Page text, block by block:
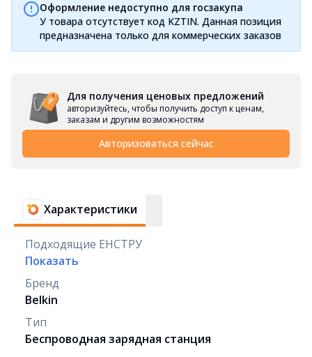
Оформление недоступно для госзакупа
У товара отсутствует код KZTIN. Данная позиция
предназначена только для коммерческих заказов
Для получения ценовых предложений
авторизуйтесь, чтобы получить доступ к ценам,
заказам и другим возможностям
Авторизоваться сейчас
Характеристики
Подходящие ЕНСТРУ
Показать
Бренд
Belkin
Тип
Беспроводная зарядная станция